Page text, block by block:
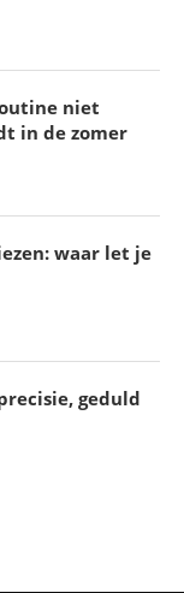
Grote
niet
in de zomer
waar let je
geduld